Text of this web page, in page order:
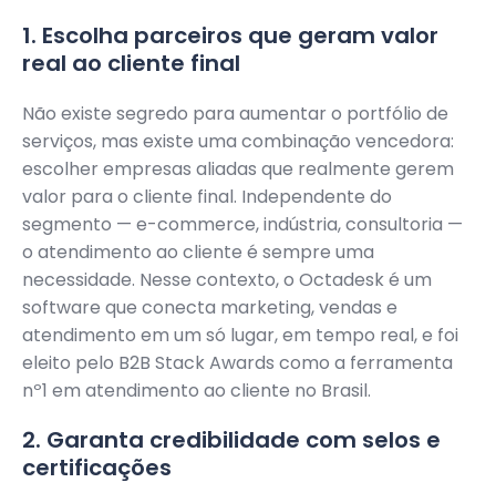
1. Escolha parceiros que geram valor
real ao cliente final
Não existe segredo para aumentar o portfólio de
serviços, mas existe uma combinação vencedora:
escolher empresas aliadas que realmente gerem
valor para o cliente final. Independente do
segmento — e-commerce, indústria, consultoria —
o atendimento ao cliente é sempre uma
necessidade. Nesse contexto, o Octadesk é um
software que conecta marketing, vendas e
atendimento em um só lugar, em tempo real, e foi
eleito pelo B2B Stack Awards como a ferramenta
nº1 em atendimento ao cliente no Brasil.
2. Garanta credibilidade com selos e
certificações